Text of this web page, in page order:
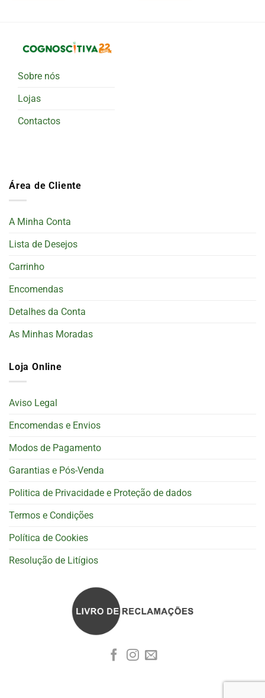
Sobre nós
Lojas
Contactos
Área de Cliente
A Minha Conta
Lista de Desejos
Carrinho
Encomendas
Detalhes da Conta
As Minhas Moradas
Loja Online
Aviso Legal
Encomendas e Envios
Modos de Pagamento
Garantias e Pós-Venda
Politica de Privacidade e Proteção de dados
Termos e Condições
Política de Cookies
Resolução de Litígios